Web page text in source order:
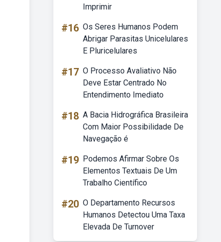
Imprimir
#16 Os Seres Humanos Podem
Abrigar Parasitas Unicelulares
E Pluricelulares
#17 O Processo Avaliativo Não
Deve Estar Centrado No
Entendimento Imediato
#18 A Bacia Hidrográfica Brasileira
Com Maior Possibilidade De
Navegação é
#19 Podemos Afirmar Sobre Os
Elementos Textuais De Um
Trabalho Científico
#20 O Departamento Recursos
Humanos Detectou Uma Taxa
Elevada De Turnover